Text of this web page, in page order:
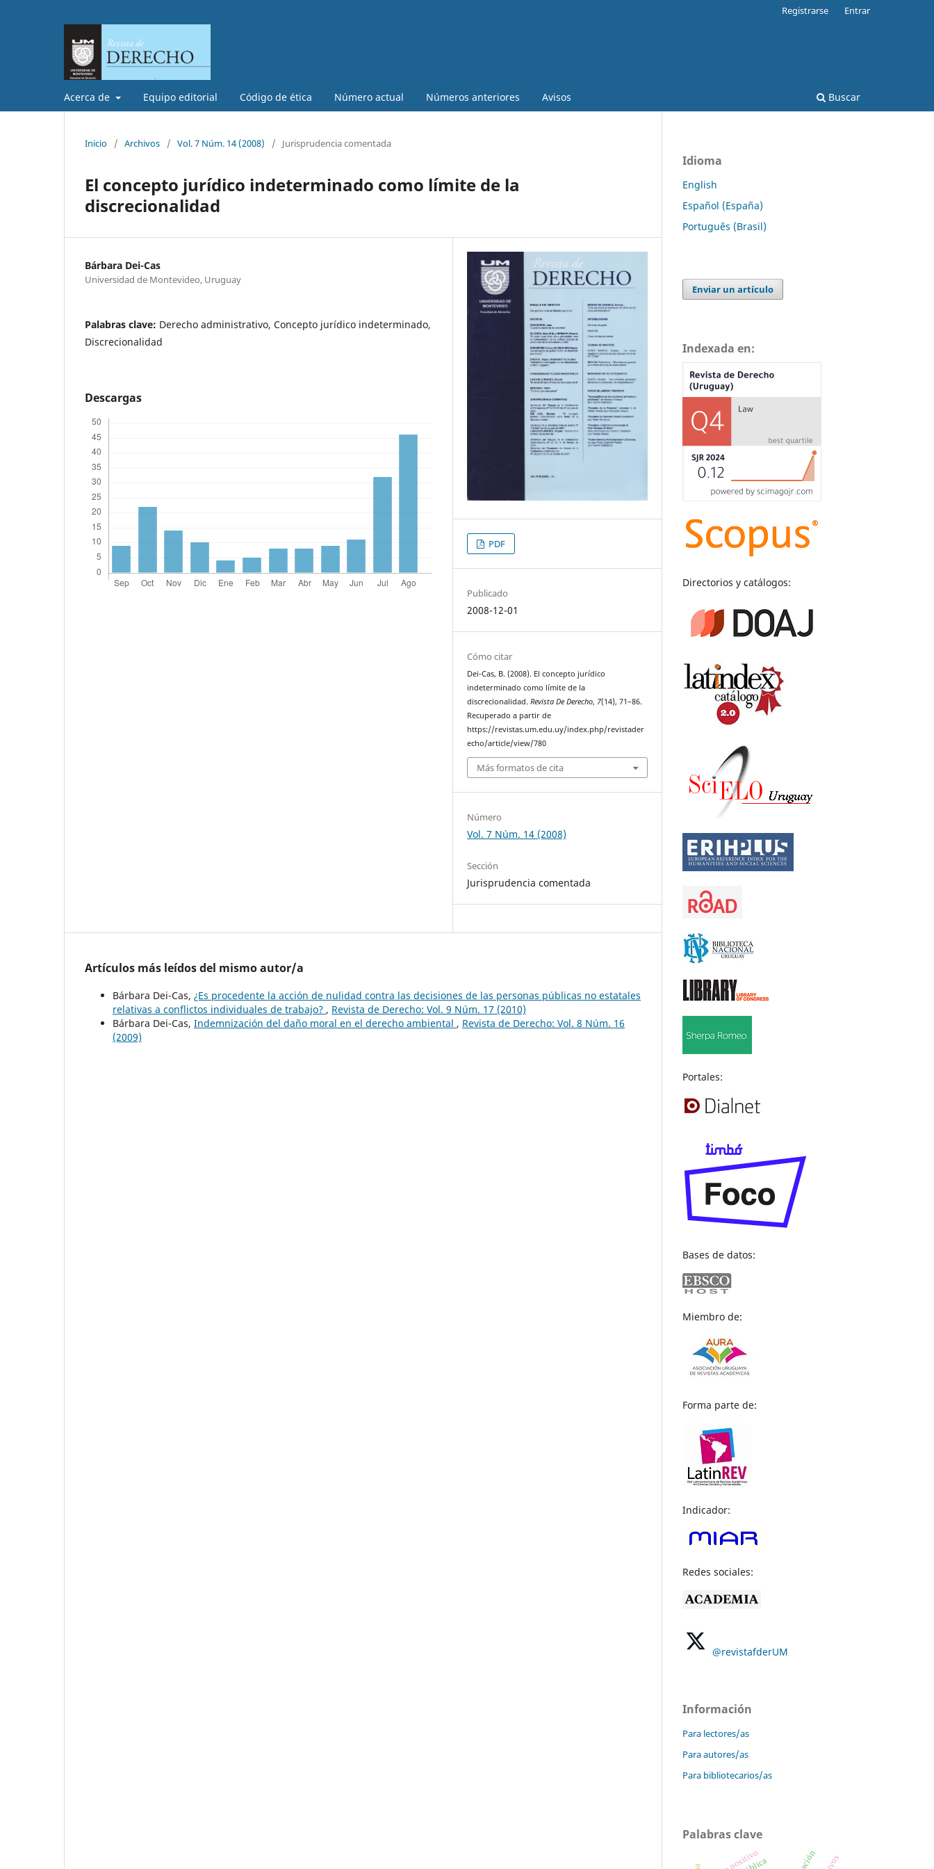
Acerca de Equipo editorial Código de ética Número actual Números anteriores Avisos Buscar
Registrarse Entrar
Inicio / Archivos / Vol. 7 Núm. 14 (2008) / Jurisprudencia comentada
El concepto jurídico indeterminado como límite de la
discrecionalidad
Bárbara Dei-Cas
Universidad de Montevideo, Uruguay
Palabras clave: Derecho administrativo, Concepto jurídico indeterminado,
Discrecionalidad
Descargas
PDF
Publicado
2008-12-01
Cómo citar
Dei-Cas, B. (2008). El concepto jurídico
indeterminado como límite de la
discrecionalidad.Revista De Derecho, 7(14), 71–86.
Recuperado a partir de
https://revistas.um.edu.uy/index.php/revistader
echo/article/view/780
Más formatos de cita
Número
Vol. 7 Núm. 14 (2008)
Sección
Jurisprudencia comentada
Artículos más leídos del mismo autor/a
Bárbara Dei-Cas, ¿Es procedente la acción de nulidad contra las decisiones de las personas públicas no estatales
relativas a conflictos individuales de trabajo? , Revista de Derecho: Vol. 9 Núm. 17 (2010)
Bárbara Dei-Cas, Indemnización del daño moral en el derecho ambiental , Revista de Derecho: Vol. 8 Núm. 16
(2009)
Idioma
English
Español (España)
Português (Brasil)
Enviar un artículo
Indexada en:
Directorios y catálogos:
Portales:
Bases de datos:
Miembro de:
Forma parte de:
Indicador:
Redes sociales:
@revistafderUM
Información
Para lectores/as
Para autores/as
Para bibliotecarios/as
Palabras clave